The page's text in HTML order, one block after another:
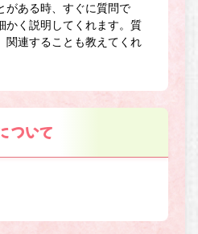
がある時、すぐに質問で
かく説明してくれます。質
関連することも教えてくれ
ついて